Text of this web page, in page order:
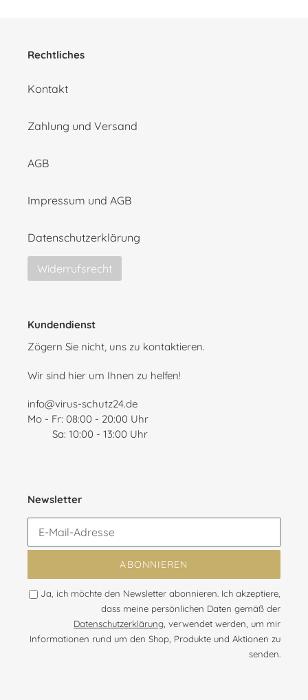
Rechtliches
Kontakt
Zahlung und Versand
AGB
Impressum und AGB
Datenschutzerklärung
Widerrufsrecht
Kundendienst
Zögern Sie nicht, uns zu kontaktieren.
Wir sind hier um Ihnen zu helfen!
info@virus-schutz24.de
Mo - Fr: 08:00 - 20:00 Uhr
Sa: 10:00 - 13:00 Uhr
Newsletter
ABONNIEREN
Ja, ich möchte den Newsletter abonnieren. Ich akzeptiere,
dass meine persönlichen Daten gemäß der
Datenschutzerklärung, verwendet werden, um mir
Informationen rund um den Shop, Produkte und Aktionen zu
senden.